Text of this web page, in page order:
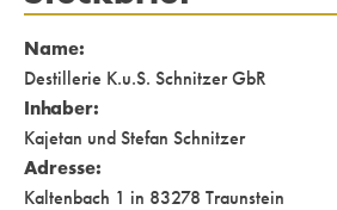
Name:
Destillerie K.u.S. Schnitzer GbR
Inhaber:
Kajetan und Stefan Schnitzer
Adresse:
Kaltenbach 1 in 83278 Traunstein